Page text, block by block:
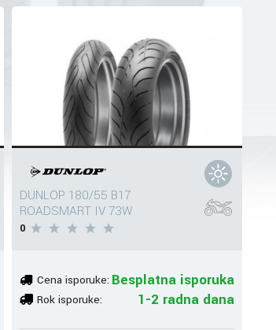
DUNLOP 180/55 B17
ROADSMART IV 73W
0
Cena isporuke: Besplatna isporuka
Rok isporuke: 1-2 radna dana